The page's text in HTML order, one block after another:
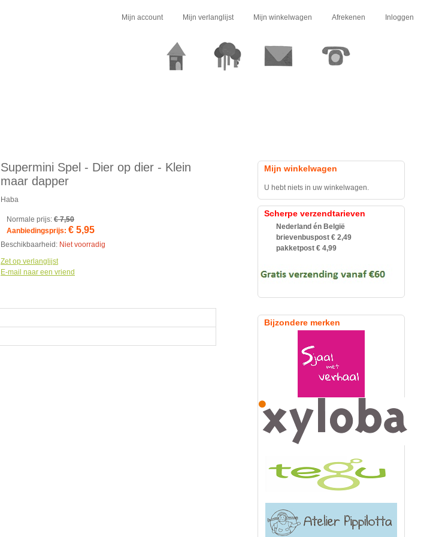
Mijn account Mijn verlanglijst Mijn winkelwagen Afrekenen Inloggen
Supermini Spel - Dier op dier - Klein
maar dapper
Haba
Normale prijs: € 7,50
Aanbiedingsprijs: € 5,95
Beschikbaarheid: Niet voorradig
Zet op verlanglijst
E-mail naar een vriend
Mijn winkelwagen
U hebt niets in uw winkelwagen.
Scherpe verzendtarieven
Nederland én België
brievenbuspost € 2,49
pakketpost € 4,99
Bijzondere merken